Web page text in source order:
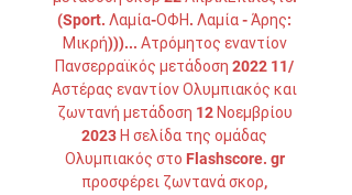
(Sport. Λαμία-ΟΦΗ. Λαμία - Άρης:
Μικρή)))... Ατρόμητος εναντίον
Πανσερραϊκός μετάδοση 2022 11/
Αστέρας εναντίον Ολυμπιακός και
ζωντανή μετάδοση 12 Νοεμβρίου
2023 Η σελίδα της ομάδας
Ολυμπιακός στο Flashscore. gr
προσφέρει ζωντανά σκορ,